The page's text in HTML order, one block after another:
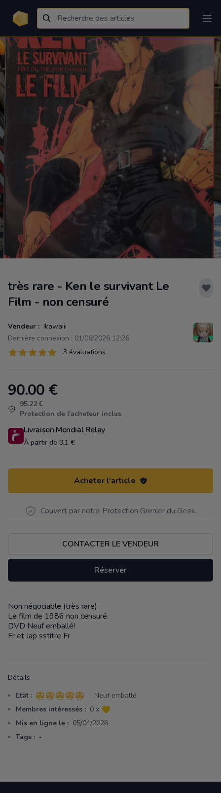
très rare - Ken le survivant Le
Film - non censuré
Vendeur : Ikawaiii
Dernière connexion : 01/06/2026 12:26
Évaluations
3 sur 5 étoiles 3 évaluations
Product information
90.00 €
95.22 €
Protection de l'acheteur inclus
Livraison Mondial Relay
À partir de 3.1 €
Acheter l'article
Couvert par notre Protection Grenier du Geek.
CONTACTER LE VENDEUR
Réserver
Description
Non négociable (très rare)
Le film de 1986 non censuré.
DVD Neuf emballé!
Fr et Jap sstitre Fr
Détails
Etat : 5 sur 5 étoiles
- Neuf emballé
Membres intéressés : 0 x
Mis en ligne le : 05/04/2026
Tags : -